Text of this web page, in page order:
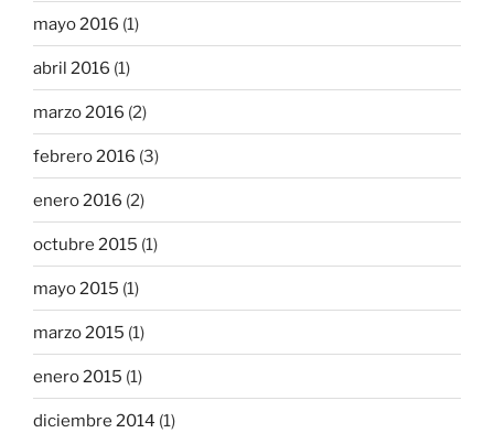
mayo 2016 (1)
abril 2016 (1)
marzo 2016 (2)
febrero 2016 (3)
enero 2016 (2)
octubre 2015 (1)
mayo 2015 (1)
marzo 2015 (1)
enero 2015 (1)
diciembre 2014 (1)